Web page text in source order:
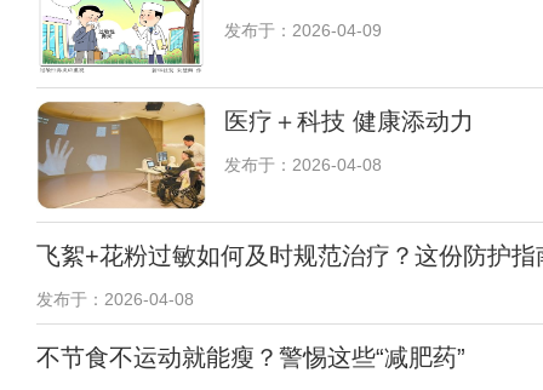
发布于：2026-04-09
医疗＋科技 健康添动力
发布于：2026-04-08
飞絮+花粉过敏如何及时规范治疗？这份防护指
发布于：2026-04-08
不节食不运动就能瘦？警惕这些“减肥药”